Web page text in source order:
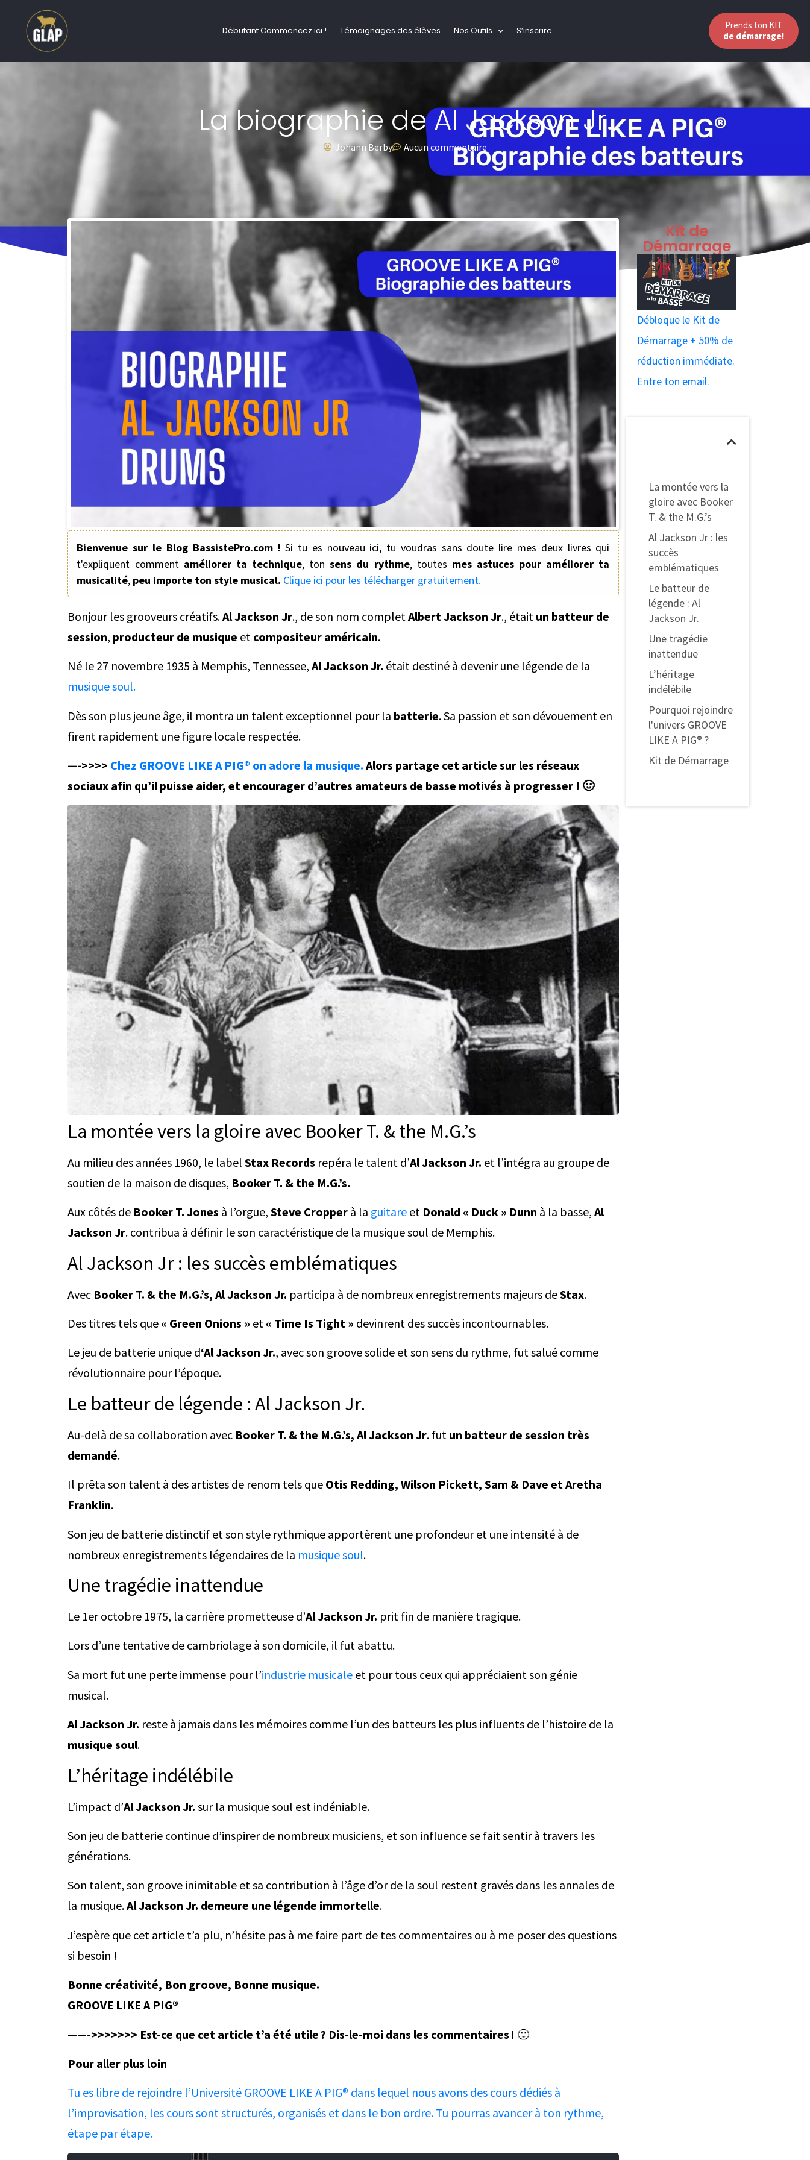
Débutant Commencez ici ! Témoignages des élèves Nos Outils S’inscrire
Prends ton KIT
de démarrage!
La biographie de Al Jackson Jr.
Johann Berby Aucun commentaire
Bienvenue sur le Blog BassistePro.com ! Si tu es nouveau ici, tu voudras sans doute lire mes deux livres qui
t'expliquent comment améliorer ta technique, tonsens du rythme, toutes mes astuces pour améliorer ta
musicalité, peu importe ton style musical. Clique ici pour les télécharger gratuitement.
Bonjour les grooveurs créatifs.Al Jackson Jr., de son nom complet Albert Jackson Jr., était un batteur de
session, producteur de musique et compositeur américain.
Né le 27 novembre 1935 à Memphis, Tennessee, Al Jackson Jr. était destiné à devenir une légende de la
musique soul.
Dès son plus jeune âge, il montra un talent exceptionnel pour la batterie. Sa passion et son dévouement en
firent rapidement une figure locale respectée.
—->>>> Chez GROOVE LIKE A PIG® on adore la musique. Alors partage cet article sur les réseaux
sociaux afin qu’il puisse aider, et encourager d’autres amateurs de basse motivés à progresser ! 🙂
La montée vers la gloire avec Booker T. & the M.G.’s
Au milieu des années 1960, le label Stax Records repéra le talent d’Al Jackson Jr. et l’intégra au groupe de
soutien de la maison de disques, Booker T. & the M.G.’s.
Aux côtés de Booker T. Jones à l’orgue, Steve Cropper à la guitare et Donald « Duck » Dunn à la basse, Al
Jackson Jr. contribua à définir le son caractéristique de la musique soul de Memphis.
Al Jackson Jr : les succès emblématiques
Avec Booker T. & the M.G.’s, Al Jackson Jr. participa à de nombreux enregistrements majeurs deStax.
Des titres tels que « Green Onions » et « Time Is Tight » devinrent des succès incontournables.
Le jeu de batterie unique d‘Al Jackson Jr., avec son groove solide et son sens du rythme, fut salué comme
révolutionnaire pour l’époque.
Le batteur de légende : Al Jackson Jr.
Au-delà de sa collaboration avec Booker T. & the M.G.’s, Al Jackson Jr. fut un batteur de session très
demandé.
Il prêta son talent à des artistes de renom tels que Otis Redding, Wilson Pickett, Sam & Dave et Aretha
Franklin.
Son jeu de batterie distinctif et son style rythmique apportèrent une profondeur et une intensité à de
nombreux enregistrements légendaires de la musique soul.
Une tragédie inattendue
Le 1er octobre 1975, la carrière prometteuse d’Al Jackson Jr. prit fin de manière tragique.
Lors d’une tentative de cambriolage à son domicile, il fut abattu.
Sa mort fut une perte immense pour l’industrie musicale et pour tous ceux qui appréciaient son génie
musical.
Al Jackson Jr. reste à jamais dans les mémoires comme l’un des batteurs les plus influents de l’histoire de la
musique soul.
L’héritage indélébile
L’impact d’Al Jackson Jr. sur la musique soul est indéniable.
Son jeu de batterie continue d’inspirer de nombreux musiciens, et son influence se fait sentir à travers les
générations.
Son talent, son groove inimitable et sa contribution à l’âge d’or de la soul restent gravés dans les annales de
la musique.Al Jackson Jr. demeure une légende immortelle.
J’espère que cet article t’a plu, n’hésite pas à me faire part de tes commentaires ou à me poser des questions
si besoin !
Bonne créativité, Bon groove, Bonne musique.
GROOVE LIKE A PIG®
——->>>>>>> Est-ce que cet article t’a été utile ? Dis-le-moi dans les commentaires ! 🙂
Pour aller plus loin
Tu es libre de rejoindre l’Université GROOVE LIKE A PIG® dans lequel nous avons des cours dédiés à
l’improvisation, les cours sont structurés, organisés et dans le bon ordre. Tu pourras avancer à ton rythme,
étape par étape.
La montée vers la
gloire avec Booker
T. & the M.G.’s
Al Jackson Jr : les
succès
emblématiques
Le batteur de
légende : Al
Jackson Jr.
Une tragédie
inattendue
L’héritage
indélébile
Pourquoi rejoindre
l'univers GROOVE
LIKE A PIG® ?
Kit de Démarrage
Kit de
Démarrage
Débloque le Kit de
Démarrage + 50% de
réduction immédiate.
Entre ton email.